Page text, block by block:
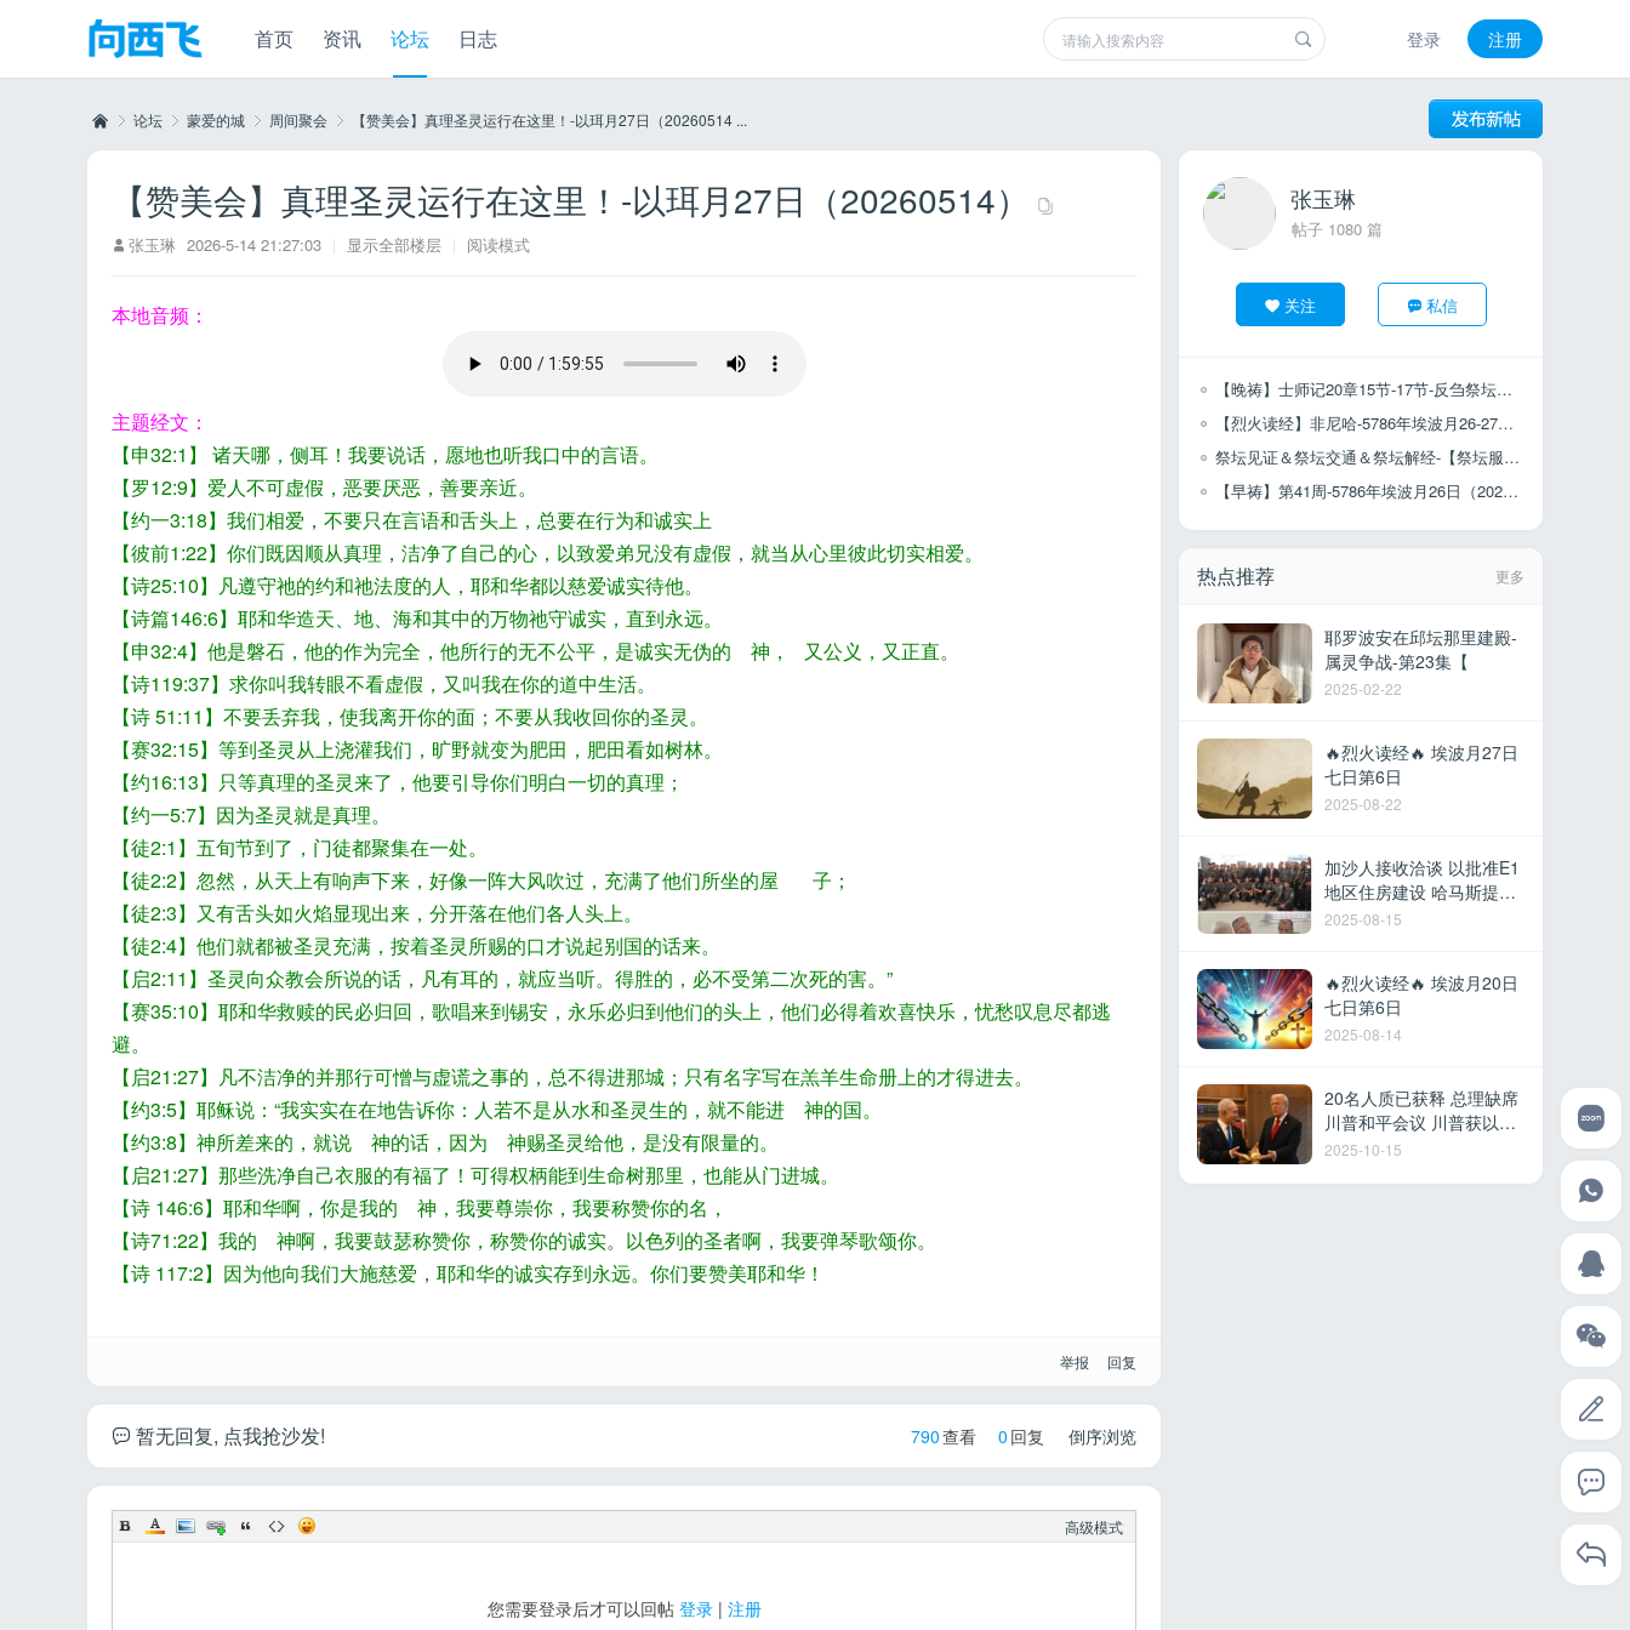
首页 资讯 论坛 日志 登录 注册
论坛
›
蒙爱的城 周间聚会
›
【赞美会】真理圣灵运行在这里！-以珥月27日（20260514 ...
【赞美会】真理圣灵运行在这里！-以珥月27日（20260514）
张玉琳 2026-5-14 21:27:03 | 显示全部楼层 | 阅读模式
本地音频：
主题经文：
【申32:1】 诸天哪，侧耳！我要说话，愿地也听我口中的言语。
【罗12:9】爱人不可虚假，恶要厌恶，善要亲近。
【约一3:18】我们相爱，不要只在言语和舌头上，总要在行为和诚实上
【彼前1:22】你们既因顺从真理，洁净了自己的心，以致爱弟兄没有虚假，就当从心里彼此切实相爱。
【诗25:10】凡遵守祂的约和祂法度的人，耶和华都以慈爱诚实待他。
【诗篇146:6】耶和华造天、地、海和其中的万物祂守诚实，直到永远。
【申32:4】他是磐石，他的作为完全，他所行的无不公平，是诚实无伪的 神， 又公义，又正直。
【诗119:37】求你叫我转眼不看虚假，又叫我在你的道中生活。
【诗 51:11】不要丢弃我，使我离开你的面；不要从我收回你的圣灵。
【赛32:15】等到圣灵从上浇灌我们，旷野就变为肥田，肥田看如树林。
【约16:13】只等真理的圣灵来了，他要引导你们明白一切的真理；
【约一5:7】因为圣灵就是真理。
【徒2:1】五旬节到了，门徒都聚集在一处。
【徒2:2】忽然，从天上有响声下来，好像一阵大风吹过，充满了他们所坐的屋 子；
【徒2:3】又有舌头如火焰显现出来，分开落在他们各人头上。
【徒2:4】他们就都被圣灵充满，按着圣灵所赐的口才说起别国的话来。
【启2:11】圣灵向众教会所说的话，凡有耳的，就应当听。得胜的，必不受第二次死的害。”
【赛35:10】耶和华救赎的民必归回，歌唱来到锡安，永乐必归到他们的头上，他们必得着欢喜快乐，忧愁叹息尽都逃
避。
【启21:27】凡不洁净的并那行可憎与虚谎之事的，总不得进那城；只有名字写在羔羊生命册上的才得进去。
【约3:5】耶稣说：“我实实在在地告诉你：人若不是从水和圣灵生的，就不能进 神的国。
【约3:8】神所差来的，就说 神的话，因为 神赐圣灵给他，是没有限量的。
【启21:27】那些洗净自己衣服的有福了！可得权柄能到生命树那里，也能从门进城。
【诗 146:6】耶和华啊，你是我的 神，我要尊崇你，我要称赞你的名，
【诗71:22】我的 神啊，我要鼓瑟称赞你，称赞你的诚实。以色列的圣者啊，我要弹琴歌颂你。
【诗 117:2】因为他向我们大施慈爱，耶和华的诚实存到永远。你们要赞美耶和华！
举报 回复
暂无回复, 点我抢沙发! 倒序浏览
790查看 0 回复
高级模式
您需要登录后才可以回帖 登录| 注册
张玉琳
帖子 1080 篇
关注 私信
【晚祷】士师记20章15节-17节-反刍祭坛解经-埃波月27日（20260809）
【烈火读经】非尼哈-5786年埃波月26-27日(20260808-20260809)
祭坛见证＆祭坛交通＆祭坛解经-【祭坛服侍】埃波月26日（20260809）
【早祷】第41周-5786年埃波月26日（20260809)
热点推荐 更多
耶罗波安在邱坛那里建殿-
属灵争战-第23集【
2025-02-22
🔥烈火读经🔥 埃波月27日
七日第6日
2025-08-22
加沙人接收洽谈 以批准E1
地区住房建设 哈马斯提议
撤军换取停火 以军在黎建
2025-08-15
🔥烈火读经🔥 埃波月20日
七日第6日
2025-08-14
20名人质已获释 总理缺席
川普和平会议 川普获以色
列最高荣誉 多国参加沙姆
2025-10-15